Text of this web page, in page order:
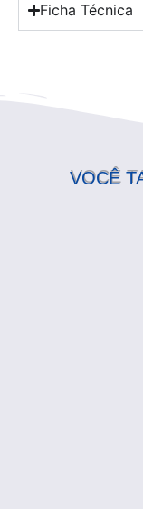
Ficha Técnica
VOCÊ